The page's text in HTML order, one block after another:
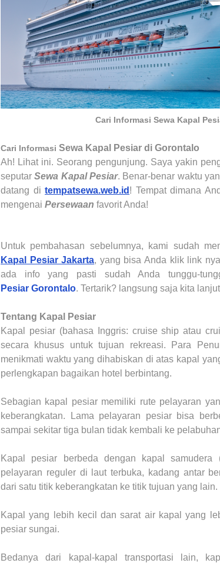
Cari Informasi Sewa Kapal
Cari Informasi Sewa Kapal Pesiar di Gorontalo
Ah! Lihat ini. Seorang pengunjung. Saya yakin
seputarSewa Kapal Pesiar. Benar-benar waktu
datang ditempatsewa.web.id ! Tempat dimana
mengenai Persewaan favorit Anda!
Untuk pembahasan sebelumnya, kami sudah
Kapal Pesiar Jakarta, yang bisa Anda klik link
ada info yang pasti sudah Anda tunggu-
Pesiar Gorontalo. Tertarik? langsung saja kita
Tentang Kapal Pesiar
Kapal pesiar (bahasa Inggris: cruise ship atau
secara khusus untuk tujuan rekreasi. Para
menikmati waktu yang dihabiskan di atas kapal
perlengkapan bagaikan hotel berbintang.
Sebagian kapal pesiar memiliki rute pelayaran
keberangkatan. Lama pelayaran pesiar bisa
sampai sekitar tiga bulan tidak kembali ke
Kapal pesiar berbeda dengan kapal
pelayaran reguler di laut terbuka, kadang antar
dari satu titik keberangkatan ke titik tujuan yang lain.
Kapal yang lebih kecil dan sarat air kapal yang
pesiar sungai.
Bedanya dari kapal-kapal transportasi lain,